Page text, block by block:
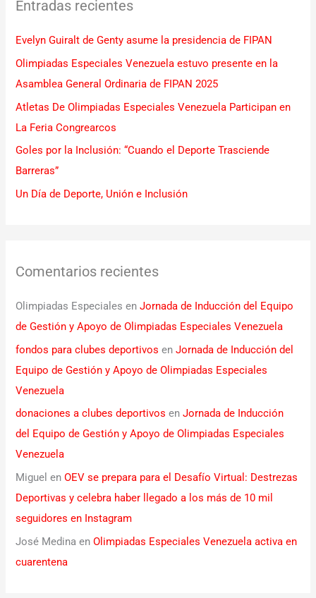
a
p
o
r
:
Entradas recientes
Evelyn Guiralt de Genty asume la presidencia de FIPAN
Olimpiadas Especiales Venezuela estuvo presente en la
Asamblea General Ordinaria de FIPAN 2025
Atletas De Olimpiadas Especiales Venezuela Participan en
La Feria Congrearcos
Goles por la Inclusión: “Cuando el Deporte Trasciende
Barreras”
Un Día de Deporte, Unión e Inclusión
Comentarios recientes
Olimpiadas Especiales enJornada de Inducción del Equipo
de Gestión y Apoyo de Olimpiadas Especiales Venezuela
fondos para clubes deportivos enJornada de Inducción del
Equipo de Gestión y Apoyo de Olimpiadas Especiales
Venezuela
donaciones a clubes deportivos enJornada de Inducción
del Equipo de Gestión y Apoyo de Olimpiadas Especiales
Venezuela
Miguel enOEV se prepara para el Desafío Virtual: Destrezas
Deportivas y celebra haber llegado a los más de 10 mil
seguidores en Instagram
José Medina enOlimpiadas Especiales Venezuela activa en
cuarentena